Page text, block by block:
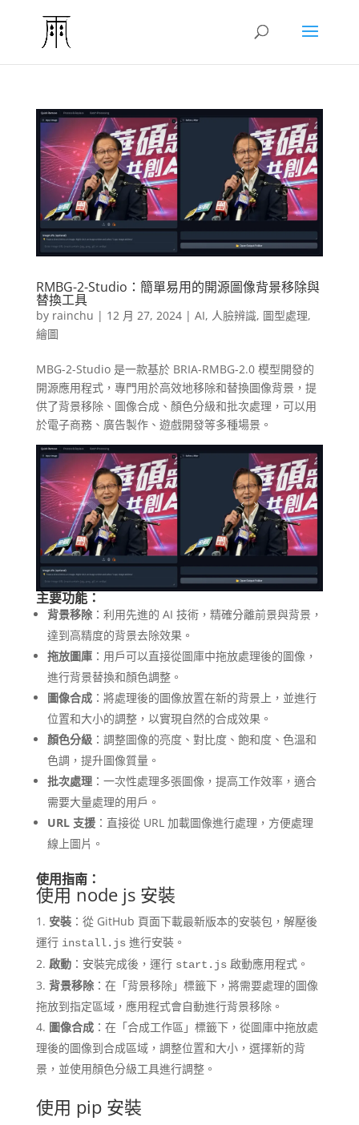
RMBG-2-Studio：簡單易用的開源圖像背景移除與
替換工具
by rainchu | 12 月 27, 2024| AI, 人臉辨識, 圖型處理,
繪圖
MBG-2-Studio 是一款基於 BRIA-RMBG-2.0 模型開發的
開源應用程式，專門用於高效地移除和替換圖像背景，提
供了背景移除、圖像合成、顏色分級和批次處理，可以用
於電子商務、廣告製作、遊戲開發等多種場景。
主要功能：
背景移除：利用先進的 AI 技術，精確分離前景與背景，
達到高精度的背景去除效果。
拖放圖庫：用戶可以直接從圖庫中拖放處理後的圖像，
進行背景替換和顏色調整。
圖像合成：將處理後的圖像放置在新的背景上，並進行
位置和大小的調整，以實現自然的合成效果。
顏色分級：調整圖像的亮度、對比度、飽和度、色溫和
色調，提升圖像質量。
批次處理：一次性處理多張圖像，提高工作效率，適合
需要大量處理的用戶。
URL 支援：直接從 URL 加載圖像進行處理，方便處理
線上圖片。
使用指南：
使用 node js 安裝
安裝：從 GitHub 頁面下載最新版本的安裝包，解壓後
運行 install.js 進行安裝。
啟動：安裝完成後，運行 start.js 啟動應用程式。
背景移除：在「背景移除」標籤下，將需要處理的圖像
拖放到指定區域，應用程式會自動進行背景移除。
圖像合成：在「合成工作區」標籤下，從圖庫中拖放處
理後的圖像到合成區域，調整位置和大小，選擇新的背
景，並使用顏色分級工具進行調整。
使用 pip 安裝